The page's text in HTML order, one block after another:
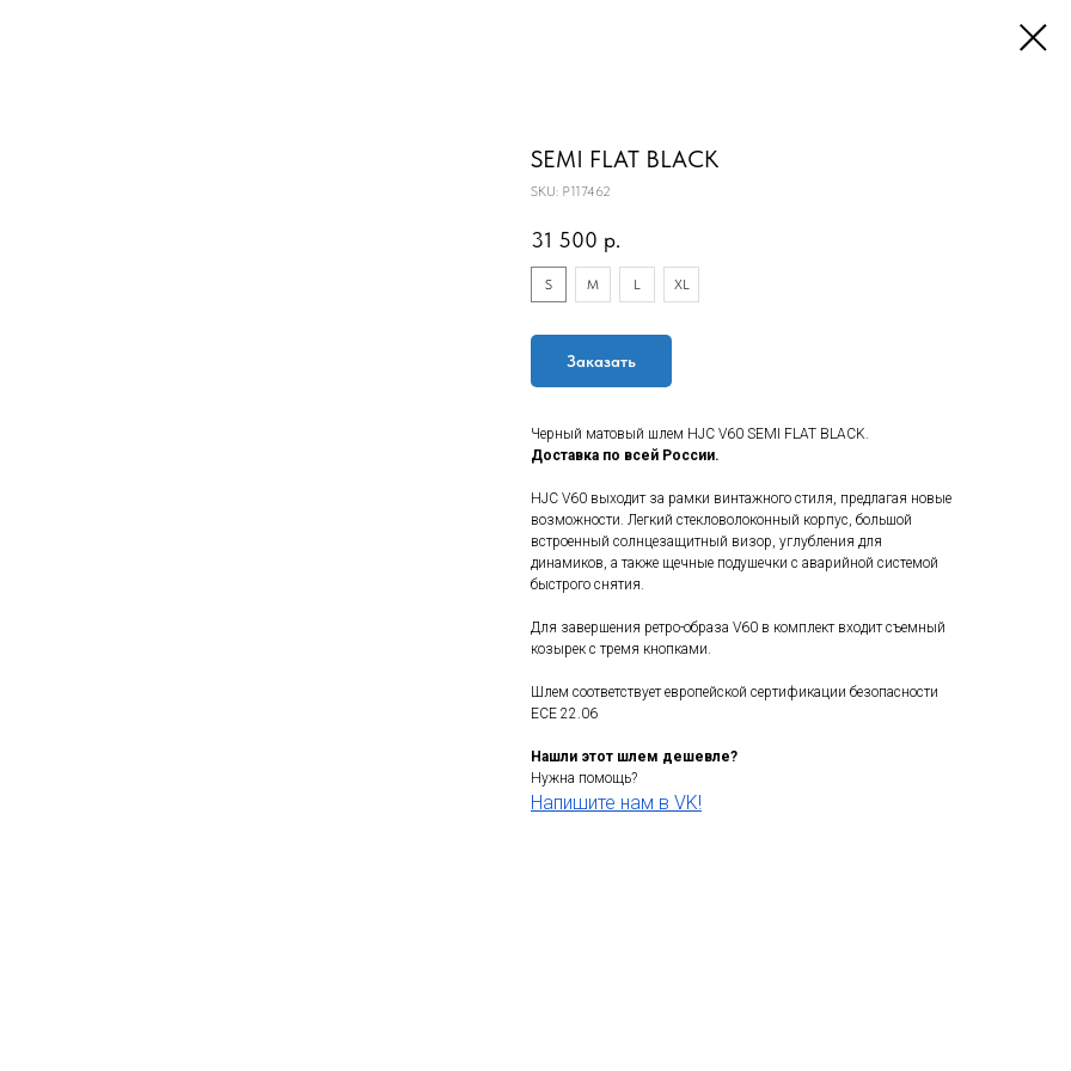
SEMI FLAT BLACK
SKU: P117462
31 500 р.
S M L XL
Заказать
Черный матовый шлем HJC V60 SEMI FLAT BLACK.
Доставка по всей России.
HJC V60 выходит за рамки винтажного стиля, предлагая новые
возможности. Легкий стекловолоконный корпус, большой
встроенный солнцезащитный визор, углубления для
динамиков, а также щечные подушечки с аварийной системой
быстрого снятия.
Для завершения ретро-образа V60 в комплект входит съемный
козырек с тремя кнопками.
Шлем соответствует европейской сертификации безопасности
ECE 22.06
Нашли этот шлем дешевле?
Нужна помощь?
Напишите нам в VK!